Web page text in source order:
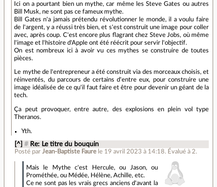
Ici on a pourtant bien un mythe, car même les Steve Gates ou autres
Bill Musk, ne sont pas ce fameux mythe.
Bill Gates n'a jamais prétendu révolutionner le monde, il a voulu faire
de l'argent, y a réussi très bien, et s'est construit une image pour coller
avec, après coup. C'est encore plus flagrant chez Steve Jobs, où même
l'image et l'histoire d'Apple ont été réécrit pour servir l'objectif.
On est nombreux ici à avoir vu ces mythes se construire de toutes
pièces.
Le mythe de l'entrepreneur a été construit via des morceaux choisis, et
réinventés, du parcours de certains d'entre eux, pour construire une
image idéalisée de ce qu'il faut faire et être pour devenir un géant de la
tech.
Ça peut provoquer, entre autre, des explosions en plein vol type
Theranos.
Yth.
[^] # Re: Le titre du bouquin
Posté par Jean-Baptiste Faure le 19 avril 2023 à 14:18. Évalué à 2.
Mais le Mythe c'est Hercule, ou Jason, ou
Prométhée, ou Médée, Hélène, Achille, etc.
Ce ne sont pas les vrais grecs anciens d'avant la